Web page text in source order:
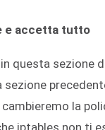
e accetta tutto
questa
la